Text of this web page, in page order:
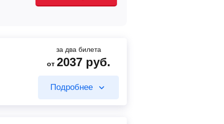
за два билета
от 2037 руб.
Подробнее